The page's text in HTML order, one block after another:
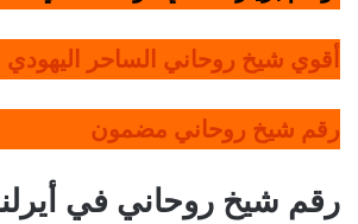
أقوي شيخ روحاني الساحر اليهودي
رقم شيخ روحاني مضمون
رقم شيخ روحاني في